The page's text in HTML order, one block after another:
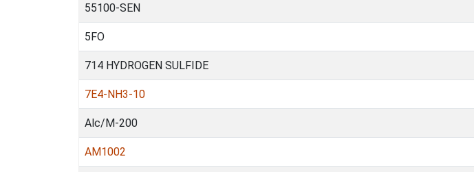
55100-SEN
5FO
714 HYDROGEN SULFIDE
7E4-NH3-10
Alc/M-200
AM1002